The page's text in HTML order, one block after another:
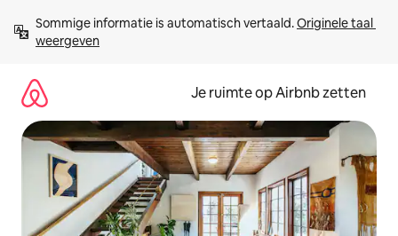
direct
naar
Sommige informatie is automatisch vertaald. Originele taal
weergeven
Je ruimte op Airbnb zetten